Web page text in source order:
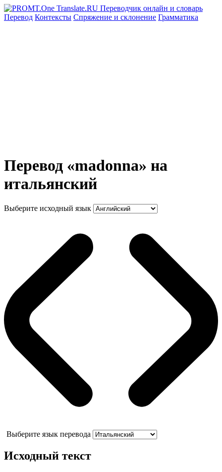
Перевод Контексты Спряжение и склонение Грамматика
Перевод «madonna» на
итальянский
Выберите исходный язык
Выберите язык перевода
Исходный текст